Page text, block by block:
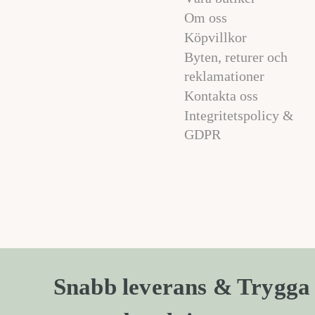
Om oss
Köpvillkor
Byten, returer och
reklamationer
Kontakta oss
Integritetspolicy &
GDPR
Snabb leverans & Trygga